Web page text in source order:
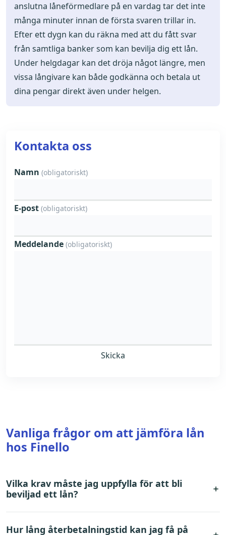
anslutna låneförmedlare på en vardag tar det inte
många minuter innan de första svaren trillar in.
Efter ett dygn kan du räkna med att du fått svar
från samtliga banker som kan bevilja dig ett lån.
Under helgdagar kan det dröja något längre, men
vissa långivare kan både godkänna och betala ut
dina pengar direkt även under helgen.
Kontakta oss
Namn (obligatoriskt)
E-post (obligatoriskt)
Meddelande (obligatoriskt)
Skicka
Vanliga frågor om att jämföra lån
hos Finello
Vilka krav måste jag uppfylla för att bli
beviljad ett lån?
För att nyttja Samblas förmedlingstjänst behöver du
Hur lång återbetalningstid kan jag få på